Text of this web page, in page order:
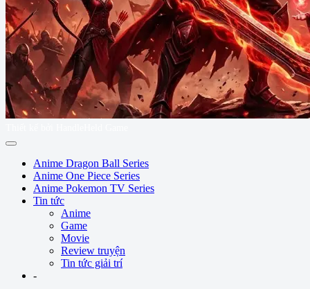
Anime Dragon Ball Series
Anime One Piece Series
Anime Pokemon TV Series
Tin tức
Anime
Game
Movie
Review truyện
Tin tức giải trí
-